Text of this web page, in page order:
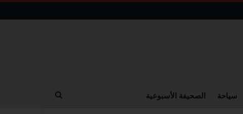
سياحة الصحيفة الأسبوعية